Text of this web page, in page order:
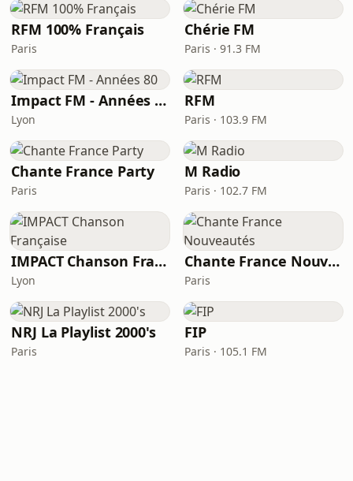
RFM 100% Français
Paris
Chérie FM
Paris · 91.3 FM
Impact FM - Années 80
Lyon
RFM
Paris · 103.9 FM
Chante France Party
Paris
M Radio
Paris · 102.7 FM
IMPACT Chanson Française
Lyon
Chante France Nouveautés
Paris
NRJ La Playlist 2000's
Paris
FIP
Paris · 105.1 FM